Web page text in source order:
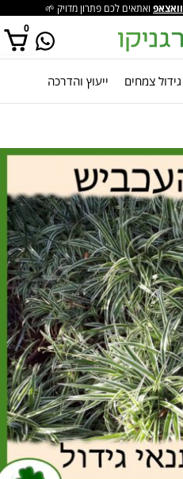
וואצאפ ואתאים לכם פתרון מדויק 🌱
0
אין מוצרים בסל הקניות.גידול צמחים ייעוץ והדרכה